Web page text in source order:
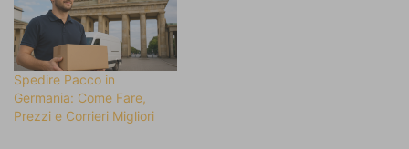
Spedire Pacco in
Germania: Come Fare,
Prezzi e Corrieri Migliori